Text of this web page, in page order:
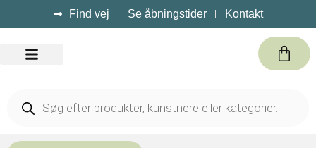
Find vej Se åbningstider Kontakt